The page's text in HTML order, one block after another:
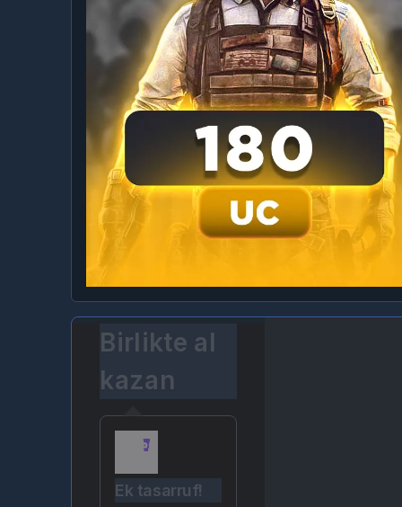
Birlikte al
kazan
Ek tasarruf!